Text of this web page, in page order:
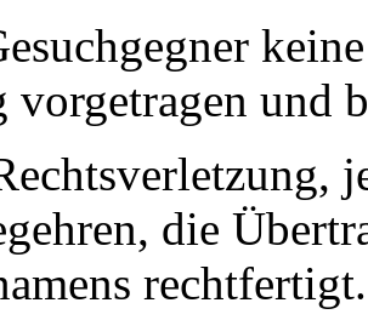
vorgetragen und
die
rechtfertigt.